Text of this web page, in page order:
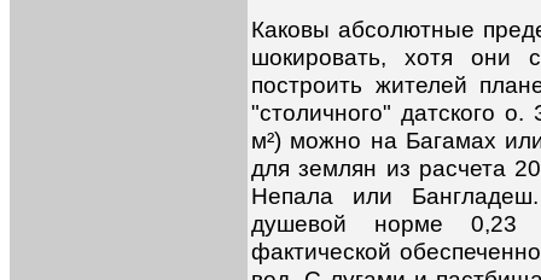
Каковы абсолютные
шокировать, хотя они
построить жителей
"столичного" датского
м²) можно на Багамах
для землян из расчета
Непала или
душевой норме 0,23
фактической